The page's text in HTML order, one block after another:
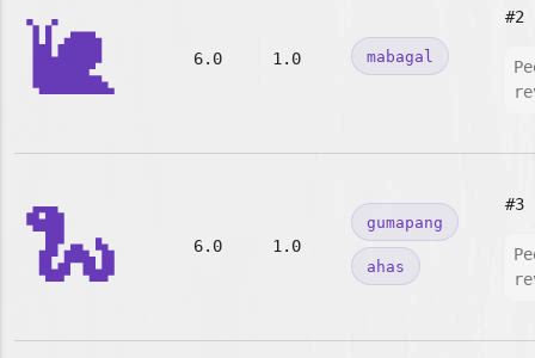
🐌 6.0 1.0 mabagal
#2
🐍 6.0 1.0
gumapang
ahas
#3